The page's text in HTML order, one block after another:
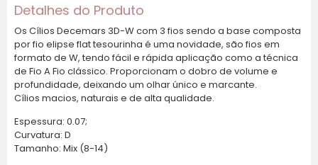
Parcelas:
1x deR$ 44,32sem
juros
R$44,32
2x deR$
juros
Detalhes do Produto
Os Cílios Decemars 3D-W com 3 fios sendo a base composta
por fio elipse flat tesourinha é uma novidade, são fios em
formato de W, tendo fácil e rápida aplicação como a técnica
de Fio A Fio clássico. Proporcionam o dobro de volume e
profundidade, deixando um olhar único e marcante.
Cílios macios, naturais e de alta qualidade.
Espessura: 0.07;
Curvatura: D
Tamanho: Mix (8-14)